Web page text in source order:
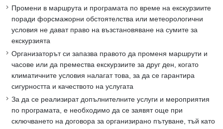
Промени в маршрута и програмата по време на екскурзиите
поради форсмажорни обстоятелства или метеорологични
условия не дават право на възстановяване на сумите за
екскурзията
Организаторът си запазва правото да променя маршрути и
часове или да премества екскурзиите за друг ден, когато
климатичните условия налагат това, за да се гарантира
сигурността и качеството на услугата
За да се реализират допълнителните услуги и мероприятия
по програмата, е необходимо да се заявят още при
сключването на договора за организирано пътуване, тъй като